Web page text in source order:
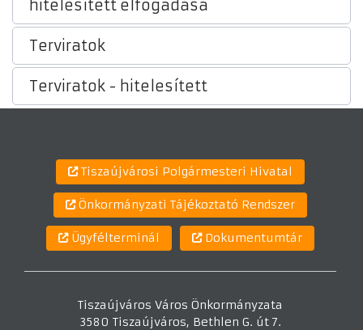
hitelesített elfogadása
Terviratok
Terviratok - hitelesített
Tiszaújvárosi Polgármesteri Hivatal
Önkormányzati Tájékoztató Rendszer
Ügyfélterminál Dokumentumtár
Tiszaújváros Város Önkormányzata
3580 Tiszaújváros, Bethlen G. út 7.